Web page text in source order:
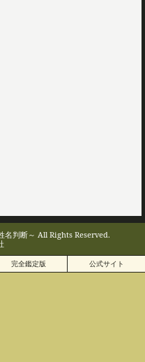
判断～ All Rights Reserved.
完全鑑定版 公式サイト